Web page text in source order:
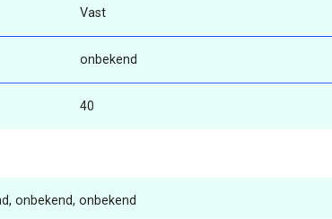
Vast
onbekend
40
onbekend, onbekend